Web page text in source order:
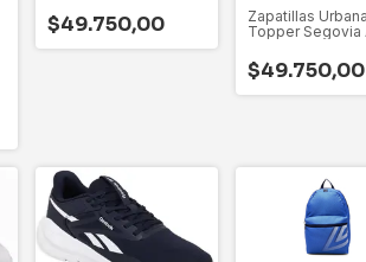
$49.750,00
Zapatillas
Topper Segovia
$49.750,00